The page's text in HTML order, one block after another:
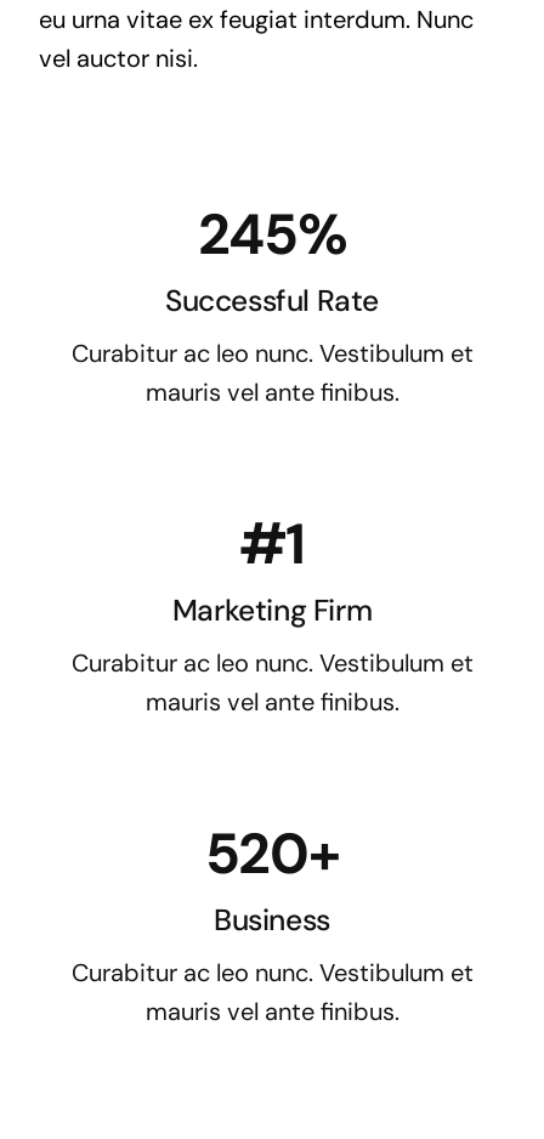
eu urna vitae ex feugiat interdum. Nunc
vel auctor nisi.
245%
Successful Rate
Curabitur ac leo nunc. Vestibulum et
mauris vel ante finibus.
#1
Marketing Firm
Curabitur ac leo nunc. Vestibulum et
mauris vel ante finibus.
520+
Business
Curabitur ac leo nunc. Vestibulum et
mauris vel ante finibus.